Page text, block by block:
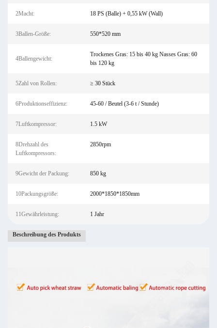
2Macht: 18 PS (Balle) + 0,55 kW (Wall)
3Ballen-Größe: 550*520 mm
4Ballengewicht:
Trockenes Gras: 15 bis 40 kg Nasses Gras: 60
bis 120 kg
5Zahl von Rollen: ≥ 30 Stück
6Produktionseffizienz: 45-60 / Beutel (3-6 t / Stunde)
7Luftkompressor: 1.5 kW
8Drehzahl des
Luftkompressors:
2850rpm
9Gewicht der Packung: 850 kg
10Packungsgröße: 2000*1850*1850mm
11Gewährleistung: 1 Jahr
Beschreibung des Produkts